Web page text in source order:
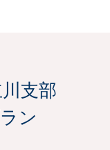
支部
ン